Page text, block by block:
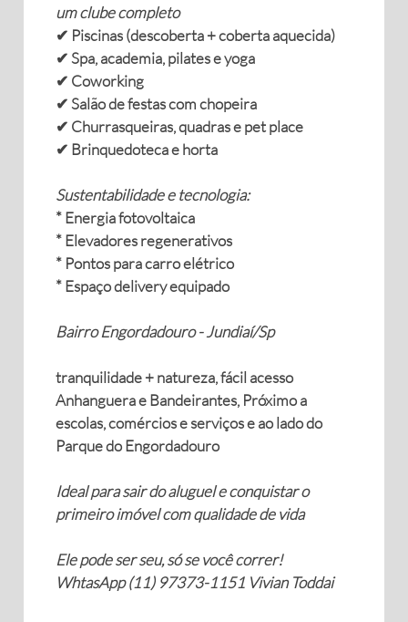
um clube completo
✔ Piscinas (descoberta + coberta aquecida)
✔ Spa, academia, pilates e yoga
✔ Coworking
✔ Salão de festas com chopeira
✔ Churrasqueiras, quadras e pet place
✔ Brinquedoteca e horta
Sustentabilidade e tecnologia:
* Energia fotovoltaica
* Elevadores regenerativos
* Pontos para carro elétrico
* Espaço delivery equipado
Bairro Engordadouro - Jundiaí/Sp
tranquilidade + natureza, fácil acesso
Anhanguera e Bandeirantes, Próximo a
escolas, comércios e serviços e ao lado do
Parque do Engordadouro
Ideal para sair do aluguel e conquistar o
primeiro imóvel com qualidade de vida
Ele pode ser seu, só se você correr!
WhtasApp (11) 97373-1151 Vivian Toddai